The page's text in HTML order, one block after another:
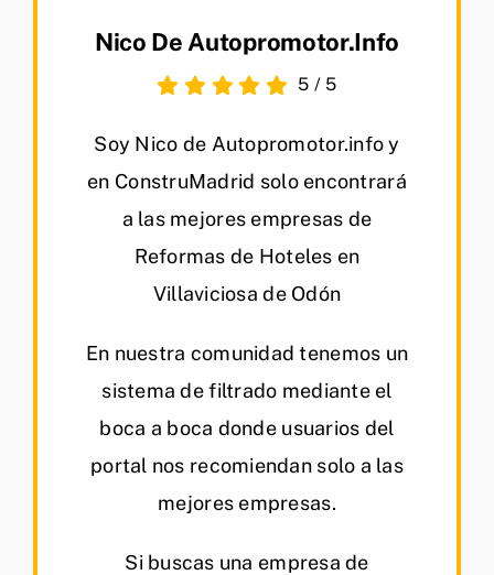
Nico De Autopromotor.info
5 / 5
Soy Nico de Autopromotor.info y
en ConstruMadrid solo encontrará
a las mejores empresas de
Reformas de Hoteles en
Villaviciosa de Odón
En nuestra comunidad tenemos un
sistema de filtrado mediante el
boca a boca donde usuarios del
portal nos recomiendan solo a las
mejores empresas.
Si buscas una empresa de